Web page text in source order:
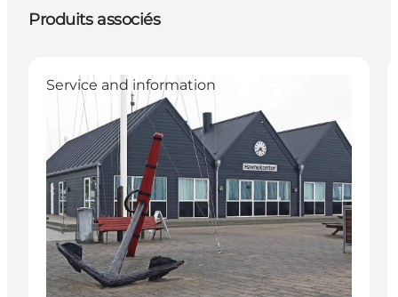
Produits associés
Service and information